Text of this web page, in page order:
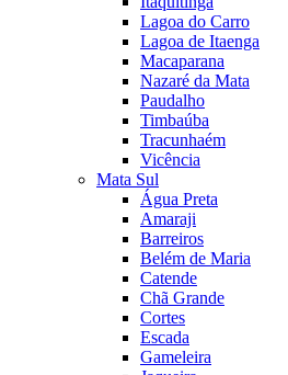
Lagoa do Carro
Lagoa de Itaenga
Macaparana
Nazaré da Mata
Paudalho
Timbaúba
Tracunhaém
Vicência
Mata Sul
Água Preta
Amaraji
Barreiros
Belém de Maria
Catende
Chã Grande
Cortes
Escada
Gameleira